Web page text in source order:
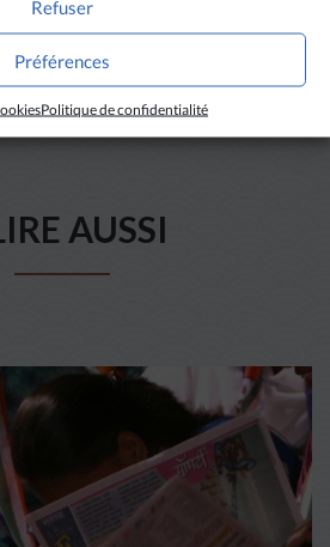
Refuser
Préférences
Politique de confidentialité
AUSSI